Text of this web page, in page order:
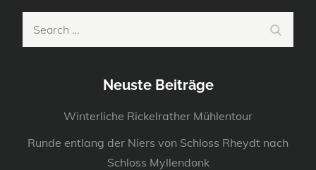
Neuste Beiträge
Winterliche Rickelrather Mühlentour
Runde entlang der Niers von Schloss Rheydt nach
Schloss Myllendonk